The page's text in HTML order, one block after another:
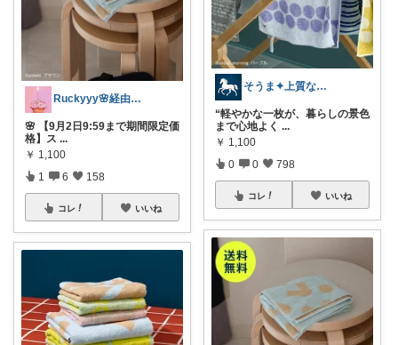
Ruckyyy🌸経由感謝🙇‍♀️✨
🌸 【9月2日9:59まで期間限定価
格】ス ...
￥ 1,100
1 6 158
コレ いいね
そうま✦上質な日常を
“軽やかな一枚が、暮らしの景色
まで心地よく ...
￥ 1,100
0 0 798
コレ いいね